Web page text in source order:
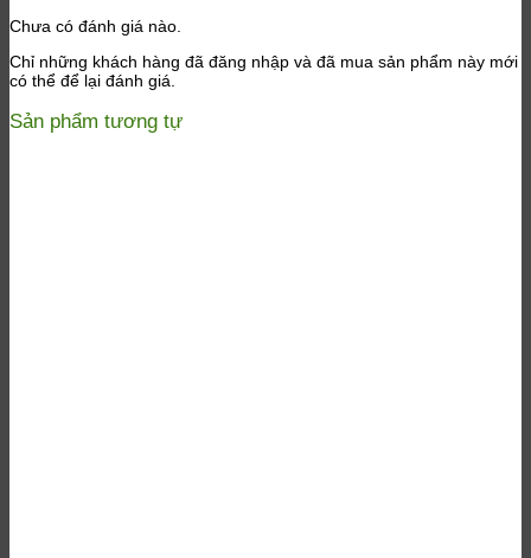
Chưa có đánh giá nào.
Chỉ những khách hàng đã đăng nhập và đã mua sản phẩm này mới
có thể để lại đánh giá.
Sản phẩm tương tự